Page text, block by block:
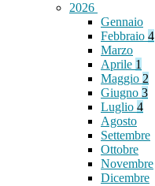
2026
Gennaio
Febbraio 4
Marzo
Aprile 1
Maggio 2
Giugno 3
Luglio 4
Agosto
Settembre
Ottobre
Novembre
Dicembre